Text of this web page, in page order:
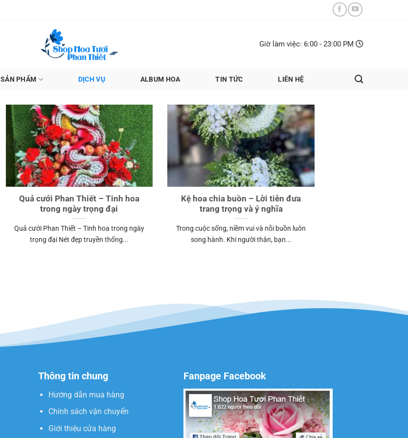
Giờ làm việc: 6:00 - 23:00 PM
SẢN PHẨM DỊCH VỤ ALBUM HOA TIN TỨC LIÊN HỆ
Quả cưới Phan Thiết – Tinh hoa
trong ngày trọng đại
Quả cưới Phan Thiết – Tinh hoa trong ngày
trọng đại Nét đẹp truyền thống...
Kệ hoa chia buồn – Lời tiễn đưa
trang trọng và ý nghĩa
Trong cuộc sống, niềm vui và nỗi buồn luôn
song hành. Khi người thân, bạn...
Thông tin chung
Hướng dẫn mua hàng
Chính sách vận chuyển
Giới thiệu cửa hàng
Fanpage Facebook